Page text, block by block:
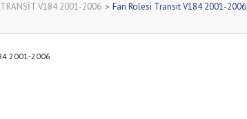
TRANSİT V184 2001-2006 Fan Rolesi Transit V184 2001-2006